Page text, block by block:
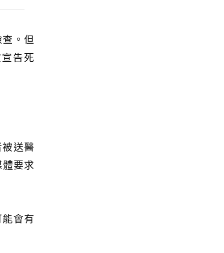
。但
告死
送醫
要求
會有